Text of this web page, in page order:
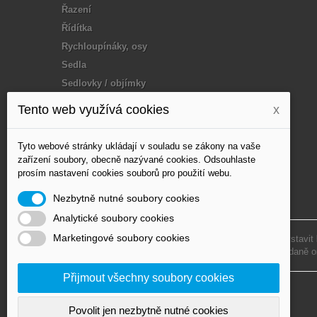
Řazení
Řídítka
Rychloupínáky, osy
Sedla
Sedlovky / objímky
Tuning / doplňky
Vidlice
Výplet - paprsky
Zapletená kola, Disc,
Podle zákona o evidenci tržeb je prodávající povinen
Zároveň je povinen zaevidovat přijatou tržbu u správce
© 2020 MJofD s.r.o. – All Rights Reserved
Tento web využívá cookies x
Tyto webové stránky ukládají v souladu se zákony na vaše
zařízení soubory, obecně nazývané cookies. Odsouhlaste
prosím nastavení cookies souborů pro použití webu.
Nezbytně nutné soubory cookies
Analytické soubory cookies
Marketingové soubory cookies
Přijmout všechny soubory cookies
Povolit jen nezbytně nutné cookies